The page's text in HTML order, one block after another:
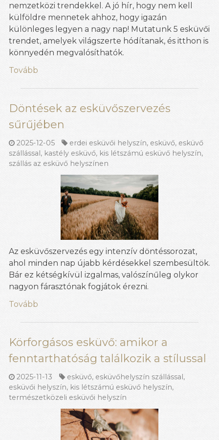
nemzetközi trendekkel. A jó hír, hogy nem kell
külföldre mennetek ahhoz, hogy igazán
különleges legyen a nagy nap! Mutatunk 5 esküvői
trendet, amelyek világszerte hódítanak, és itthon is
könnyedén megvalósíthatók.
Tovább
Döntések az esküvőszervezés
sűrűjében
2025-12-05 erdei esküvői helyszín, esküvő, esküvő
szállással, kastély esküvő, kis létszámú esküvő helyszín,
szállás az esküvő helyszínen
Az esküvőszervezés egy intenzív döntéssorozat,
ahol minden nap újabb kérdésekkel szembesültök.
Bár ez kétségkívül izgalmas, valószínűleg olykor
nagyon fárasztónak fogjátok érezni.
Tovább
Körforgásos esküvő: amikor a
fenntarthatóság találkozik a stílussal
2025-11-13 esküvő, esküvőhelyszín szállással,
esküvői helyszín, kis létszámú esküvő helyszín,
természetközeli esküvői helyszín